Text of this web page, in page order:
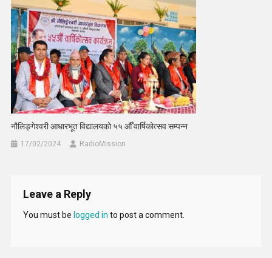
नौलिङ्गेश्वरी आधारभूत विद्यालयको ५५ औँ वार्षिकोत्सव सम्पन्न
17/02/2024 RadioMission
Leave a Reply
You must be logged in to post a comment.